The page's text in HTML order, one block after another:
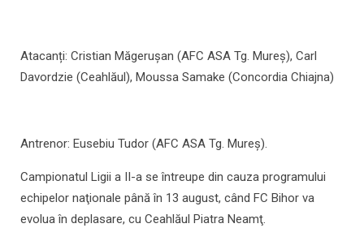
Atacanți: Cristian Măgerușan (AFC ASA Tg. Mureș), Carl
Davordzie (Ceahlăul), Moussa Samake (Concordia Chiajna)
Antrenor: Eusebiu Tudor (AFC ASA Tg. Mureș).
Campionatul Ligii a II-a se întreupe din cauza programului
echipelor naţionale până în 13 august, când FC Bihor va
evolua în deplasare, cu Ceahlăul Piatra Neamţ.